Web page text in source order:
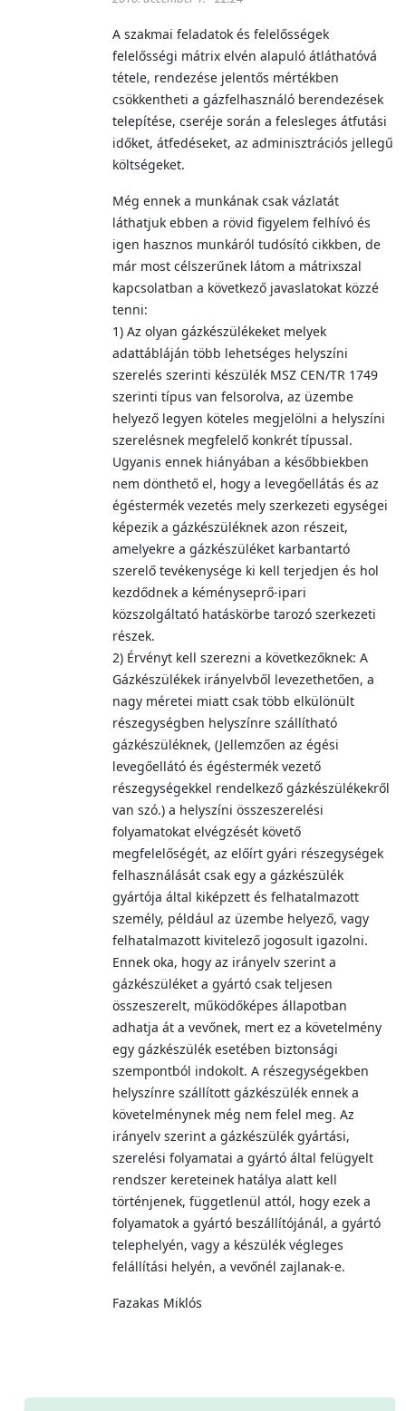
A szakmai feladatok és felelősségek
felelősségi mátrix elvén alapuló átláthatóvá
tétele, rendezése jelentős mértékben
csökkentheti a gázfelhasználó berendezések
telepítése, cseréje során a felesleges átfutási
időket, átfedéseket, az adminisztrációs jellegű
költségeket.
Még ennek a munkának csak vázlatát
láthatjuk ebben a rövid figyelem felhívó és
igen hasznos munkáról tudósító cikkben, de
már most célszerűnek látom a mátrixszal
kapcsolatban a következő javaslatokat közzé
tenni:
1) Az olyan gázkészülékeket melyek
adattábláján több lehetséges helyszíni
szerelés szerinti készülék MSZ CEN/TR 1749
szerinti típus van felsorolva, az üzembe
helyező legyen köteles megjelölni a helyszíni
szerelésnek megfelelő konkrét típussal.
Ugyanis ennek hiányában a későbbiekben
nem dönthető el, hogy a levegőellátás és az
égéstermék vezetés mely szerkezeti egységei
képezik a gázkészüléknek azon részeit,
amelyekre a gázkészüléket karbantartó
szerelő tevékenysége ki kell terjedjen és hol
kezdődnek a kéményseprő-ipari
közszolgáltató hatáskörbe tarozó szerkezeti
részek.
2) Érvényt kell szerezni a következőknek: A
Gázkészülékek irányelvből levezethetően, a
nagy méretei miatt csak több elkülönült
részegységben helyszínre szállítható
gázkészüléknek, (Jellemzően az égési
levegőellátó és égéstermék vezető
részegységekkel rendelkező gázkészülékekről
van szó.) a helyszíni összeszerelési
folyamatokat elvégzését követő
megfelelőségét, az előírt gyári részegységek
felhasználását csak egy a gázkészülék
gyártója által kiképzett és felhatalmazott
személy, például az üzembe helyező, vagy
felhatalmazott kivitelező jogosult igazolni.
Ennek oka, hogy az irányelv szerint a
gázkészüléket a gyártó csak teljesen
összeszerelt, működőképes állapotban
adhatja át a vevőnek, mert ez a követelmény
egy gázkészülék esetében biztonsági
szempontból indokolt. A részegységekben
helyszínre szállított gázkészülék ennek a
követelménynek még nem felel meg. Az
irányelv szerint a gázkészülék gyártási,
szerelési folyamatai a gyártó által felügyelt
rendszer kereteinek hatálya alatt kell
történjenek, függetlenül attól, hogy ezek a
folyamatok a gyártó beszállítójánál, a gyártó
telephelyén, vagy a készülék végleges
felállítási helyén, a vevőnél zajlanak-e.
Fazakas Miklós